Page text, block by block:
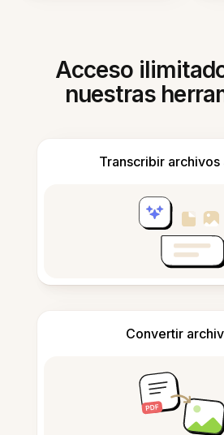
Acceso
nuestras
Transcribir archivos
Convertir